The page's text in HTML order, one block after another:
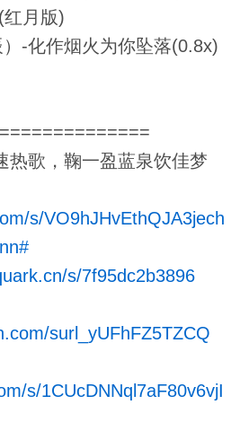
月版)
-化作烟火为你坠落(0.8x)
热歌，鞠一盈蓝泉饮佳梦
s/VO9hJHvEthQJA3jech
s/7f95dc2b3896
surl_yUFhFZ5TZCQ
s/1CUcDNNql7aF80v6vjI